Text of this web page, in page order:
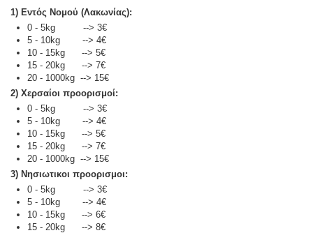
1) Εντός Νομού (Λακωνίας):
0 - 5kg --> 3€
5 - 10kg --> 4€
10 - 15kg --> 5€
15 - 20kg --> 7€
20 - 1000kg --> 15€
2) Χερσαίοι προορισμοί:
0 - 5kg --> 3€
5 - 10kg --> 4€
10 - 15kg --> 5€
15 - 20kg --> 7€
20 - 1000kg --> 15€
3) Νησιωτικοι προορισμοι:
0 - 5kg --> 3€
5 - 10kg --> 4€
10 - 15kg --> 6€
15 - 20kg --> 8€